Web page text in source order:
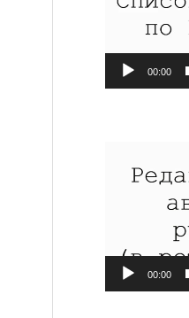
00:00
00:00